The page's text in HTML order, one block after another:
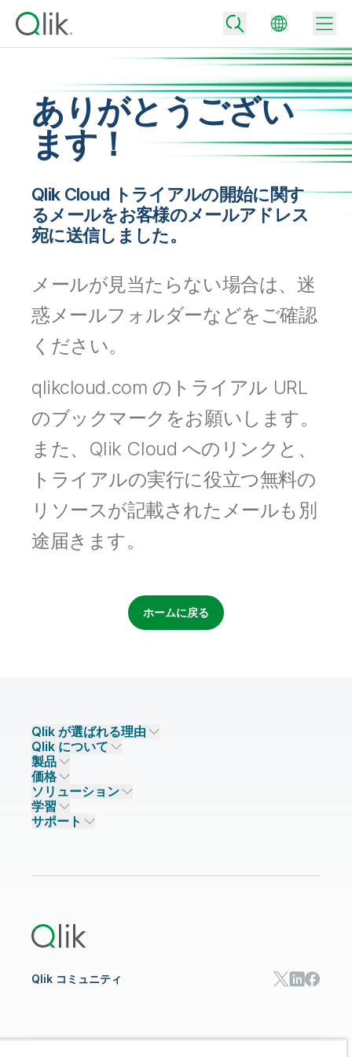
コミュニティ
カスタマーサポート
カスタマーポータル
初期トレーニング
Back
採用情報
Back
Talend
Back
Qlik が選ばれる理由
データをビジネス成果へ
Qlik のデータ統合とデータ分析の価値を最大化
Back
データ統合
すべての製品
データ統合とデータ品質の価格
データ分析の価格
の達成をサポートします。
Back
リソースライブラリ
コミュニティ
ありがとうござい
ます！
Qlik Cloud トライアルの開始に関す
るメールをお客様のメールアドレス
宛に送信しました。
メールが見当たらない場合は、迷
惑メールフォルダーなどをご確認
ください。
qlikcloud.com のトライアル URL
のブックマークをお願いします。
また、Qlik Cloud へのリンクと、
トライアルの実行に役立つ無料の
リソースが記載されたメールも別
途届きます。
ホームに戻る
Qlik が選ばれる理由
Qlik が選ばれる理由
信頼とセキュリティ
信頼とプライバシー
信頼と AI
主なテクノロジーパートナー
データソースとターゲット
Qlik について
企業情報
採用情報
ニュースルーム
事業所 / 連絡先
製品
データ統合とデータ品質
Qlik Talend
Qlik Talend Cloud
Talend Data Fabric
価格
データ統合
データ分析
AI / 機械学習
ソリューション
ソリューションパートナー
パートナー検索
学習
イベント
サポート
Qlik コミュニティ